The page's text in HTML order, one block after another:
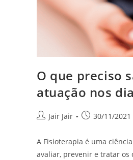
O que preciso
atuação nos
Jair Jair 30/11/2021
A Fisioterapia é uma
avaliar, prevenir e tratar os